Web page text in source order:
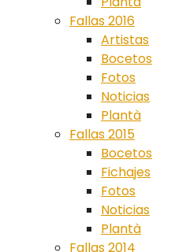
Fallas 2016
Artistas
Bocetos
Fotos
Noticias
Plantà
Fallas 2015
Bocetos
Fichajes
Fotos
Noticias
Plantà
Fallas 2014